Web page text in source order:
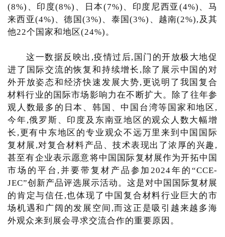
(8%)、印度(8%)、日本(7%)、印度尼西亚(4%)、马
来西亚(4%)、德国(3%)、泰国(3%)、越南(2%),及其
他22个国家和地区(24%)。
这一数据反映出,疫情过后,国门的开放极大地促
进了国际交流的恢复和持续增长,除了展示中国的对
外开放姿态和经济快速发展大势,更说明了我国复合
材料行业的国际市场影响力在不断扩大。除了往年参
观人数最多的日本、韩国、中国台湾等国家和地区,
今年,俄罗斯、印度及东南亚地区的观众人数大幅增
长,更有中东地区的专业观众不远万里来到中国国际
复材展,对复合材料产品、技术表现出了浓厚的兴趣,
甚至有企业表示愿意将中国国际复材展作为开拓中国
市场的平台,并要带复材产品参加2024年的“CCE-
JEC”创新产品评选展示活动。这是对中国国际复材展
的肯定与信任,也体现了中国复合材料行业巨大的市
场机遇和广阔的发展空间,而这正是吸引越来越多海
外观众来到展会寻求交流合作的重要原因。